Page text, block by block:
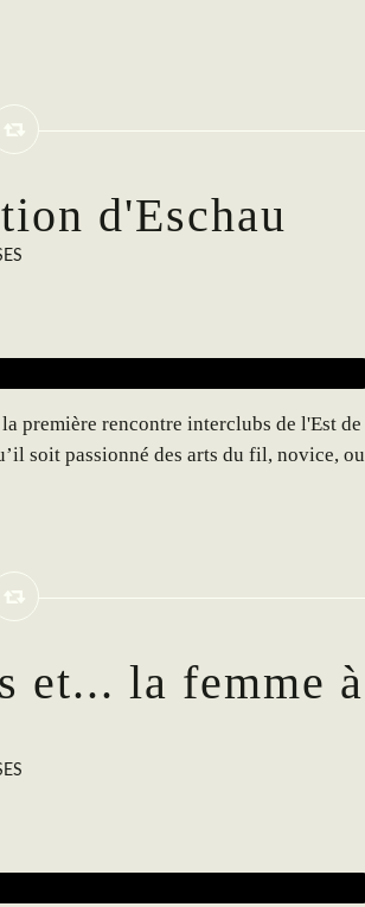
d'Eschau
première rencontre interclubs de l'Est de
soit passionné des arts du fil, novice, ou
et... la femme à